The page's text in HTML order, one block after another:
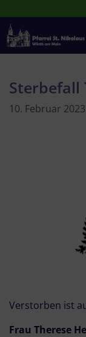
Inhalt
springen
Sterbefall
10. Februar 2023
Verstorben ist
Frau Therese